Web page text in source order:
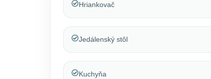
Hriankovač
Jedálenský stôl
Kuchyňa